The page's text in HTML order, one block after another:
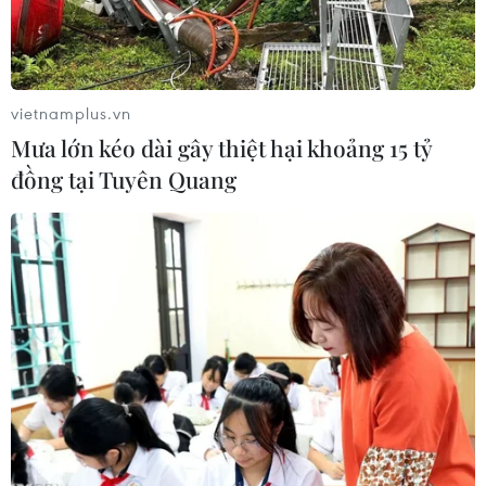
Một máy bay của hãng AirAsia trên hành trình
tới Malaysia đã bị buộc phải quay trở lại
Australia và hạ cánh khẩn cấp trong ngày 25/6
sau khi xuất hiện sự cố kỹ thuật.
Chiếc máy bay nhãn hiệu Airbus A330 đi từ
thành phố Perth tới Kuala Lumpur gặp vấn đề
khoảng 90 phút sau khi khởi hành.
vietnamplus.vn
Mưa lớn kéo dài gây thiệt hại khoảng 15 tỷ
đồng tại Tuyên Quang